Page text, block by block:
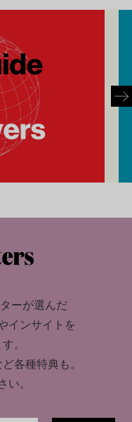
ーが選んだ
インサイトを
。
各種特典も。
。